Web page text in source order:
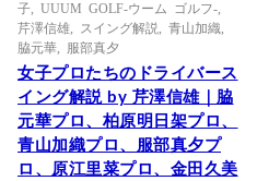
子
UUUM GOLF-ウーム ゴルフ-
芹澤信雄
スイング解説 青山加織
脇元華
服部真夕
女子プロたちのドライバース
イング解説 by 芹澤信雄｜脇
元華プロ、柏原明日架プロ、
青山加織プロ、服部真夕プ
ロ、原江里菜プロ、金田久美